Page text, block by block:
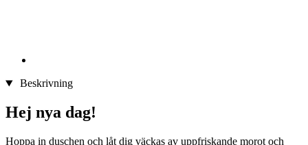
Beskrivning
Hej nya dag!
Hoppa in duschen och låt dig väckas av uppfriskande morot och